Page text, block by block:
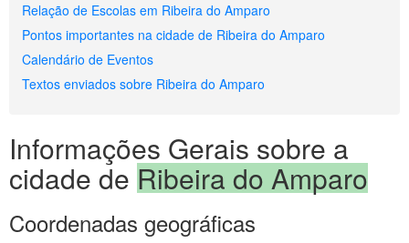
Relação de Escolas em Ribeira do Amparo
Pontos importantes na cidade de Ribeira do Amparo
Calendário de Eventos
Textos enviados sobre Ribeira do Amparo
Informações Gerais sobre a
cidade de Ribeira do Amparo
Coordenadas geográficas